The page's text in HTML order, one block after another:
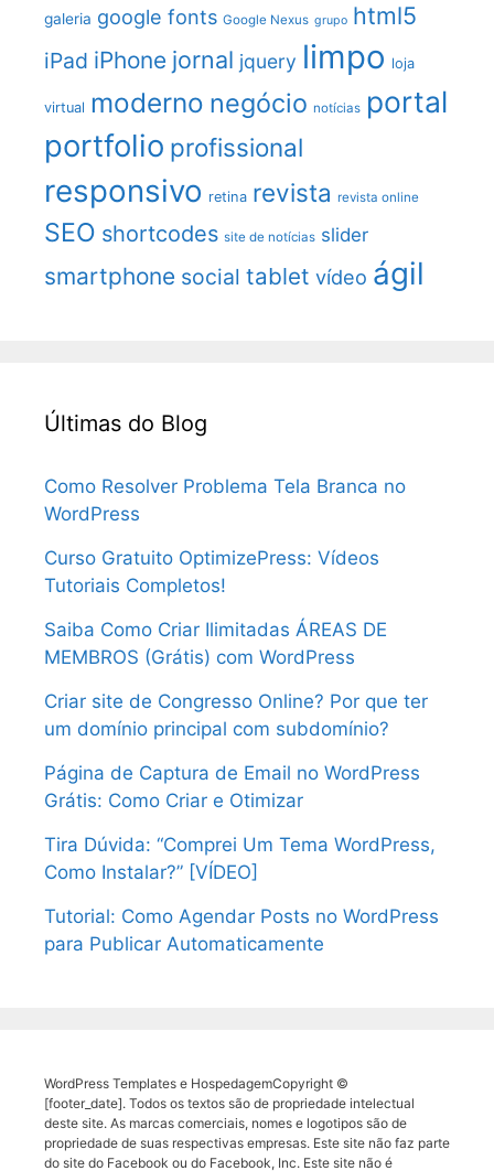
galeria google fonts Google Nexus grupo html5
iPad iPhone jornal jquery limpo loja
virtual moderno negócio notícias portal
portfolio profissional
responsivo retina revista revista online
SEO shortcodes site de notícias slider
smartphone social tablet vídeo ágil
Últimas do Blog
Como Resolver Problema Tela Branca no
WordPress
Curso Gratuito OptimizePress: Vídeos
Tutoriais Completos!
Saiba Como Criar Ilimitadas ÁREAS DE
MEMBROS (Grátis) com WordPress
Criar site de Congresso Online? Por que ter
um domínio principal com subdomínio?
Página de Captura de Email no WordPress
Grátis: Como Criar e Otimizar
Tira Dúvida: “Comprei Um Tema WordPress,
Como Instalar?” [VÍDEO]
Tutorial: Como Agendar Posts no WordPress
para Publicar Automaticamente
WordPress Templates e HospedagemCopyright ©
[footer_date]. Todos os textos são de propriedade intelectual
deste site. As marcas comerciais, nomes e logotipos são de
propriedade de suas respectivas empresas. Este site não faz parte
do site do Facebook ou do Facebook, Inc. Este site não é